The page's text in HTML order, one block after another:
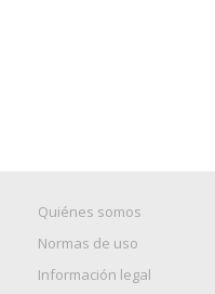
Quiénes somos
Normas de uso
Información legal